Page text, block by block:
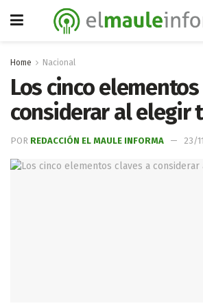
Home Nacional
Los cinco
considerar al elegir
POR REDACCIÓN EL MAULE INFORMA 23/